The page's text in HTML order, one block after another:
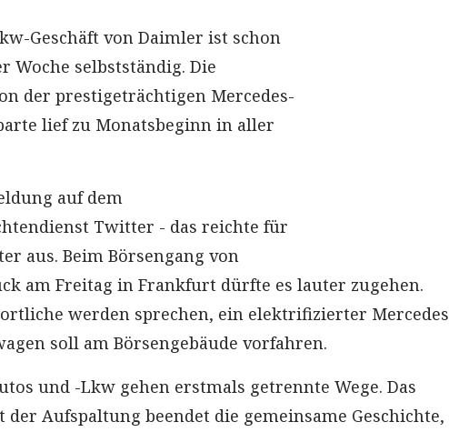
Geschäft von Daimler ist schon
Woche selbstständig. Die
der prestigeträchtigen Mercedes-
lief zu Monatsbeginn in aller
auf dem
Twitter - das reichte für
aus. Beim Börsengang von
am Freitag in Frankfurt dürfte es lauter zugehen.
werden sprechen, ein elektrifizierter
soll am Börsengebäude vorfahren.
und -Lkw gehen erstmals getrennte Wege. Das
der Aufspaltung beendet die gemeinsame Geschichte,